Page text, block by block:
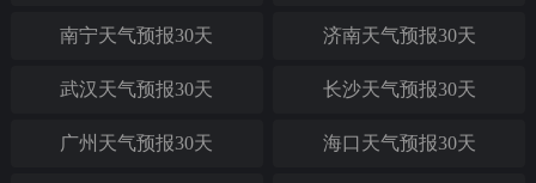
南宁天气预报30天 济南天气预报30天
武汉天气预报30天 长沙天气预报30天
广州天气预报30天 海口天气预报30天